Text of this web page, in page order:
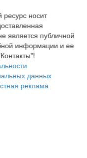
носит
является публичной
информации и ее
данных
реклама